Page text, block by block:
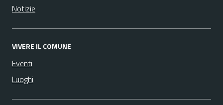
Notizie
VIVERE IL COMUNE
Eventi
Luoghi